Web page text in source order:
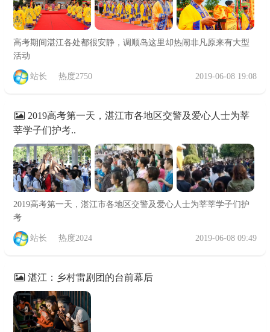
高考期间湛江各处都很安静，调顺岛这里却热闹非凡原来有大型
活动
站长 热度2750 2019-06-08 19:08
2019高考第一天，湛江市各地区交警及爱心人士为莘
莘学子们护考..
2019高考第一天，湛江市各地区交警及爱心人士为莘莘学子们护
考
站长 热度2024 2019-06-08 09:49
湛江：乡村雷剧团的台前幕后